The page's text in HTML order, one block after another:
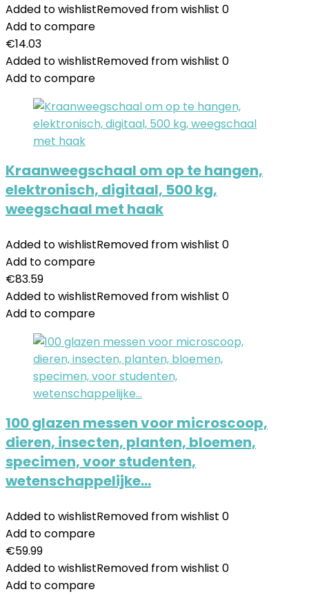
Added to wishlistRemoved from wishlist 0
Add to compare
€14.03
Added to wishlistRemoved from wishlist 0
Add to compare
Kraanweegschaal om op te hangen,
elektronisch, digitaal, 500 kg,
weegschaal met haak
Added to wishlistRemoved from wishlist 0
Add to compare
€83.59
Added to wishlistRemoved from wishlist 0
Add to compare
100 glazen messen voor microscoop,
dieren, insecten, planten, bloemen,
specimen, voor studenten,
wetenschappelijke…
Added to wishlistRemoved from wishlist 0
Add to compare
€59.99
Added to wishlistRemoved from wishlist 0
Add to compare